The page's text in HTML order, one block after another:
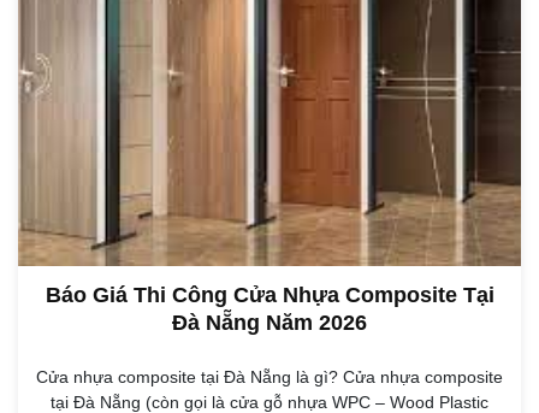
Báo Giá Thi Công Cửa Nhựa Composite Tại
Đà Nẵng Năm 2026
Cửa nhựa composite tại Đà Nẵng là gì? Cửa nhựa composite
tại Đà Nẵng (còn gọi là cửa gỗ nhựa WPC – Wood Plastic